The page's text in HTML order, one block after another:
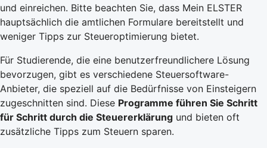
und einreichen. Bitte beachten Sie, dass Mein ELSTER
hauptsächlich die amtlichen Formulare bereitstellt und
weniger Tipps zur Steueroptimierung bietet.
Für Studierende, die eine benutzerfreundlichere Lösung
bevorzugen, gibt es verschiedene Steuersoftware-
Anbieter, die speziell auf die Bedürfnisse von Einsteigern
zugeschnitten sind. Diese Programme führen Sie Schritt
für Schritt durch die Steuererklärung und bieten oft
zusätzliche Tipps zum Steuern sparen.